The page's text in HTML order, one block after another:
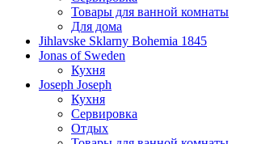
Товары для ванной комнаты
Для дома
Jihlavske Sklarny Bohemia 1845
Jonas of Sweden
Кухня
Joseph Joseph
Кухня
Сервировка
Отдых